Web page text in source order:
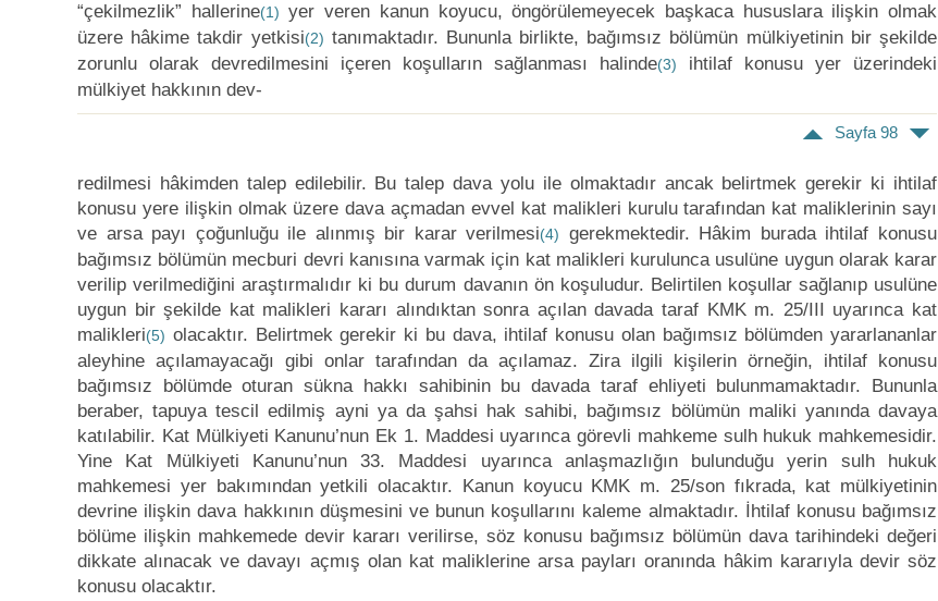
“çekilmezlik” hallerine(1) yer veren kanun koyucu, öngörülemeyecek başkaca hususlara ilişkin olmak
üzere hâkime takdir yetkisi(2) tanımaktadır. Bununla birlikte, bağımsız bölümün mülkiyetinin bir şekilde
zorunlu olarak devredilmesini içeren koşulların sağlanması halinde(3)
ihtilaf konusu yer üzerindeki
mülkiyet hakkının dev-
Sayfa 98
redilmesi hâkimden talep edilebilir. Bu talep dava yolu ile olmaktadır ancak belirtmek gerekir ki ihtilaf
konusu yere ilişkin olmak üzere dava açmadan evvel kat malikleri kurulu tarafından kat maliklerinin sayı
ve arsa payı çoğunluğu ile alınmış bir karar verilmesi(4)
gerekmektedir. Hâkim burada ihtilaf konusu
bağımsız bölümün mecburi devri kanısına varmak için kat malikleri kurulunca usulüne uygun olarak karar
verilip verilmediğini araştırmalıdır ki bu durum davanın ön koşuludur. Belirtilen koşullar sağlanıp usulüne
uygun bir şekilde kat malikleri kararı alındıktan sonra açılan davada taraf KMK m. 25/III uyarınca kat
malikleri(5) olacaktır. Belirtmek gerekir ki bu dava, ihtilaf konusu olan bağımsız bölümden yararlananlar
aleyhine açılamayacağı gibi onlar tarafından da açılamaz. Zira ilgili kişilerin örneğin, ihtilaf konusu
bağımsız bölümde oturan sükna hakkı sahibinin bu davada taraf ehliyeti bulunmamaktadır. Bununla
beraber, tapuya tescil edilmiş ayni ya da şahsi hak sahibi, bağımsız bölümün maliki yanında davaya
katılabilir. Kat Mülkiyeti Kanunu’nun Ek 1. Maddesi uyarınca görevli mahkeme sulh hukuk mahkemesidir.
Yine Kat Mülkiyeti Kanunu’nun 33. Maddesi uyarınca anlaşmazlığın bulunduğu yerin sulh hukuk
mahkemesi yer bakımından yetkili olacaktır. Kanun koyucu KMK m. 25/son fıkrada, kat mülkiyetinin
devrine ilişkin dava hakkının düşmesini ve bunun koşullarını kaleme almaktadır. İhtilaf konusu bağımsız
bölüme ilişkin mahkemede devir kararı verilirse, söz konusu bağımsız bölümün dava tarihindeki değeri
dikkate alınacak ve davayı açmış olan kat maliklerine arsa payları oranında hâkim kararıyla devir söz
konusu olacaktır.